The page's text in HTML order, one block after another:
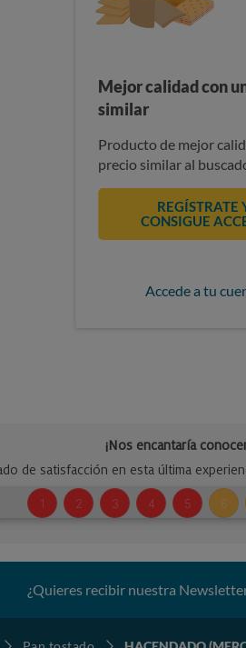
Mejor calidad con
similar
Producto de mejor
precio similar al
REGÍSTRATE
CONSIGUE
Accede a tu
¿Quieres recibir nuestra